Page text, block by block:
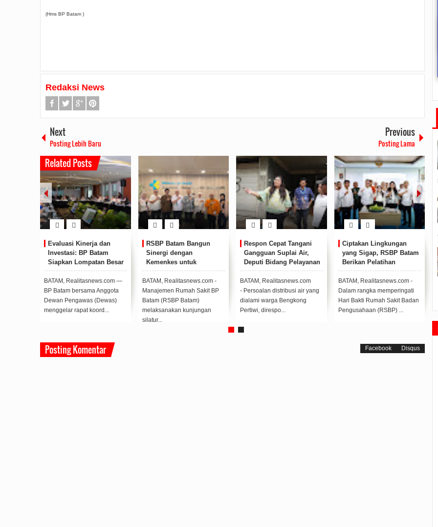
(Hms BP Batam )
Redaksi News
Next
Posting Lebih Baru
Previous
Posting Lama
Related Posts
RSBP Batam Bangun
Sinergi dengan
Kemenkes untuk
Penguatan Peran Rumah
Sakit Pendidikan dan
Pengampu di Batam
BATAM, Realitasnews.com -
Manajemen Rumah Sakit BP
Batam (RSBP Batam)
melaksanakan kunjungan
Respon Cepat Tangani
Gangguan Suplai Air,
Deputi Bidang Pelayanan
Umum Kirim Tim Teknis
dan Mobil Tangki
BATAM, Realitasnews.com
- Persoalan distribusi air yang
dialami warga Bengkong
Pertiwi, direspo...
Ciptakan Lingkungan
yang Sigap, RSBP Batam
Berikan Pelatihan
Bantuan Hidup Dasar
BATAM, Realitasnews.com -
Dalam rangka memperingati
Hari Bakti Rumah Sakit Badan
Pengusahaan (RSBP) ...
Kota Batam kembali
menorehkan prestasi
membanggakan di tingkat
nasional.
BATAM, Realitasnews.com
- Pada ajang penilaian
Kabupaten/Kota Layak Anak
(KLA) tahun 2025, Bata...
-
Posting Komentar Facebook Disqus
Pembangunan Batam
Kesiapan Pelebaran Jalan
Silahturahmi Dan Komunikasi